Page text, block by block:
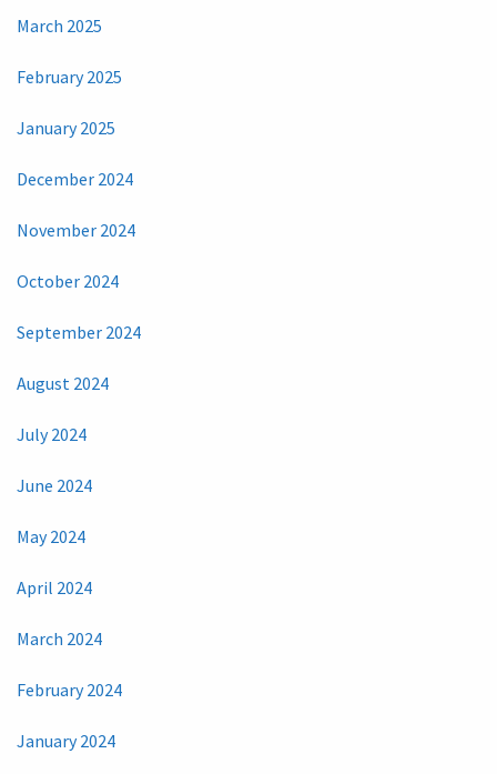
March 2025
February 2025
January 2025
December 2024
November 2024
October 2024
September 2024
August 2024
July 2024
June 2024
May 2024
April 2024
March 2024
February 2024
January 2024